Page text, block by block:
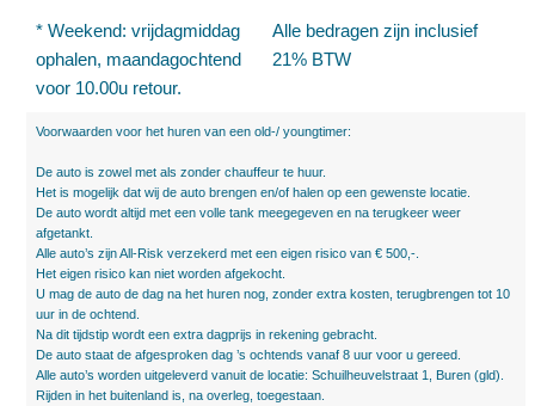
* Weekend: vrijdagmiddag
ophalen, maandagochtend
voor 10.00u retour.
Alle bedragen zijn inclusief
21% BTW
Voorwaarden voor het huren van een old-/ youngtimer:
De auto is zowel met als zonder chauffeur te huur.
Het is mogelijk dat wij de auto brengen en/of halen op een gewenste locatie.
De auto wordt altijd met een volle tank meegegeven en na terugkeer weer
afgetankt.
Alle auto’s zijn All-Risk verzekerd met een eigen risico van € 500,-.
Het eigen risico kan niet worden afgekocht.
U mag de auto de dag na het huren nog, zonder extra kosten, terugbrengen tot 10
uur in de ochtend.
Na dit tijdstip wordt een extra dagprijs in rekening gebracht.
De auto staat de afgesproken dag ’s ochtends vanaf 8 uur voor u gereed.
Alle auto’s worden uitgeleverd vanuit de locatie: Schuilheuvelstraat 1, Buren (gld).
Rijden in het buitenland is, na overleg, toegestaan.